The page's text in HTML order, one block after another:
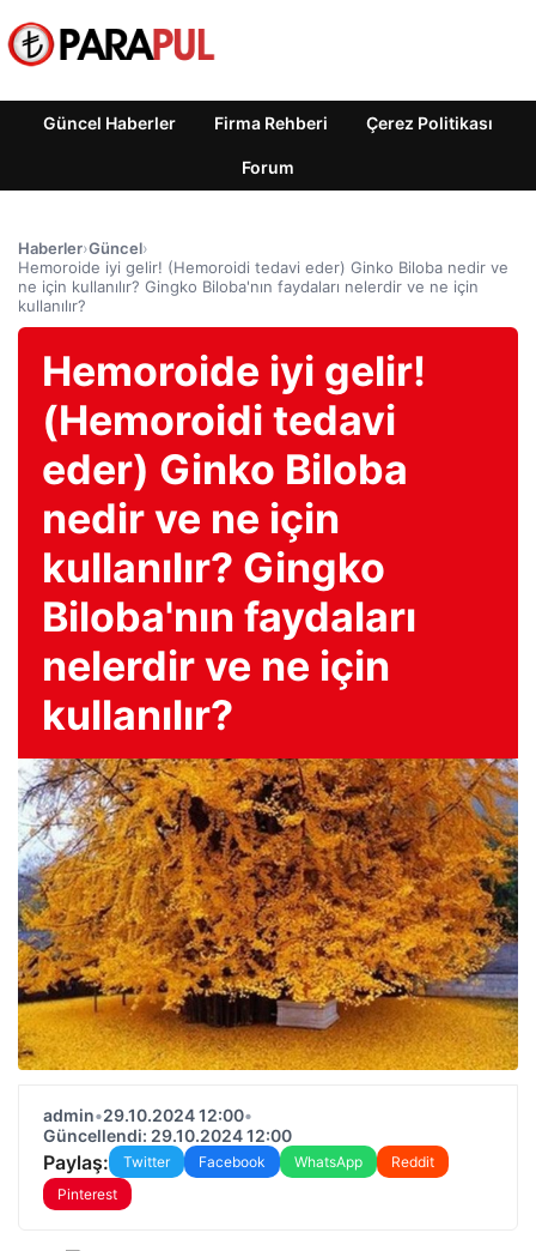
Güncel Haberler Firma Rehberi Çerez Politikası
Forum
Haberler›Güncel›
Hemoroide iyi gelir! (Hemoroidi tedavi eder) Ginko Biloba nedir ve
ne için kullanılır? Gingko Biloba'nın faydaları nelerdir ve ne için
kullanılır?
Hemoroide iyi gelir!
(Hemoroidi tedavi
eder) Ginko Biloba
nedir ve ne için
kullanılır? Gingko
Biloba'nın faydaları
nelerdir ve ne için
kullanılır?
admin•29.10.2024 12:00•
Güncellendi: 29.10.2024 12:00
Paylaş: Twitter Facebook WhatsApp
Reddit
Pinterest